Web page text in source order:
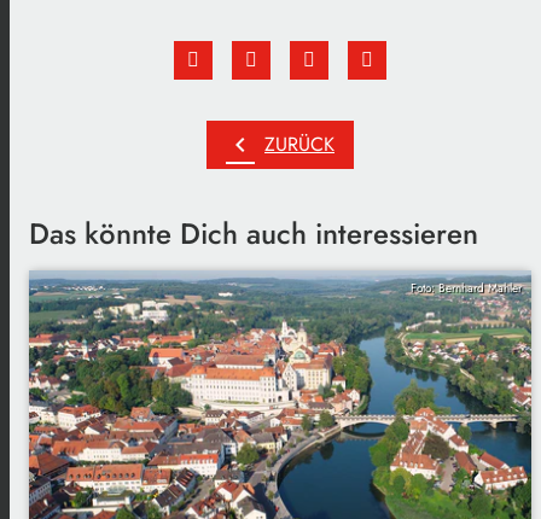
chevron_left ZURÜCK
Das könnte Dich auch interessieren
Foto: Bernhard Mahler